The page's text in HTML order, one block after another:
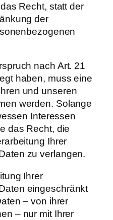
Recht, statt der
der
nach Art. 21
haben, muss eine
und unseren
werden. Solange
Interessen
das Recht, die
Ihrer
zu verlangen.
Ihrer
eingeschränkt
– von ihrer
– nur mit Ihrer